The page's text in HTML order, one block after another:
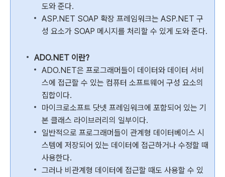
도와 준다.
ASP.NET SOAP 확장 프레임워크는 ASP.NET 구
성 요소가 SOAP 메시지를 처리할 수 있게 도와 준다.
ADO.NET 이란?
ADO.NET은 프로그래머들이 데이터와 데이터 서비
스에 접근할 수 있는 컴퓨터 소프트웨어 구성 요소의
집합이다.
마이크로소프트 닷넷 프레임워크에 포함되어 있는 기
본 클래스 라이브러리의 일부이다.
일반적으로 프로그래머들이 관계형 데이터베이스 시
스템에 저장되어 있는 데이터에 접근하거나 수정할 때
사용한다.
그러나 비관계형 데이터에 접근할 때도 사용할 수 있